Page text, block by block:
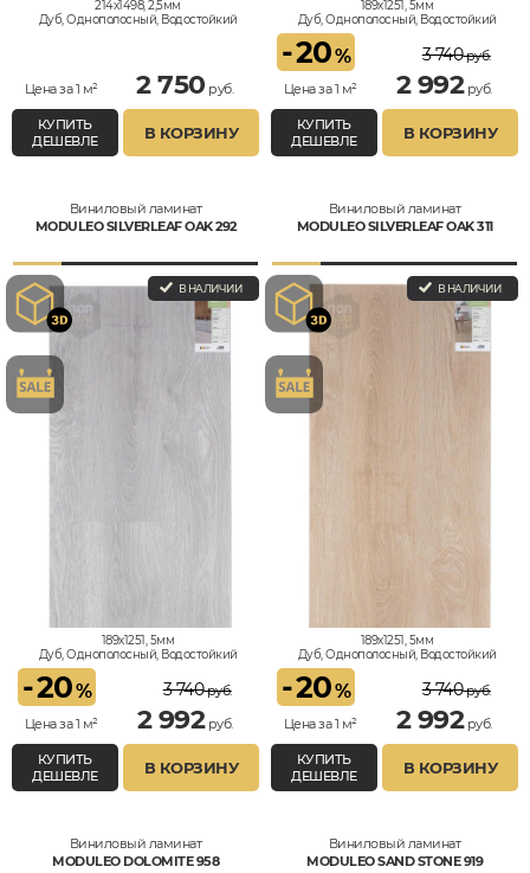
214x1498, 2,5мм
Дуб, Однополосный, Водостойкий
Цена за 1 м² 2 750 руб.
КУПИТЬ
ДЕШЕВЛЕ
В КОРЗИНУ
189x1251, 5мм
Дуб, Однополосный, Водостойкий
-20%
Цена за 1 м²
3 740руб.
2 992руб.
КУПИТЬ
ДЕШЕВЛЕ
В КОРЗИНУ
Виниловый ламинат
MODULEO SILVERLEAF OAK 292
В НАЛИЧИИ
189x1251, 5мм
Дуб, Однополосный, Водостойкий
-20%
Цена за 1 м²
3 740руб.
2 992руб.
КУПИТЬ
ДЕШЕВЛЕ
В КОРЗИНУ
Виниловый ламинат
MODULEO SILVERLEAF OAK 311
В НАЛИЧИИ
189x1251, 5мм
Дуб, Однополосный, Водостойкий
-20%
Цена за 1 м²
3 740руб.
2 992руб.
КУПИТЬ
ДЕШЕВЛЕ
В КОРЗИНУ
Виниловый ламинат
MODULEO DOLOMITE 958
Виниловый ламинат
MODULEO SAND STONE 919